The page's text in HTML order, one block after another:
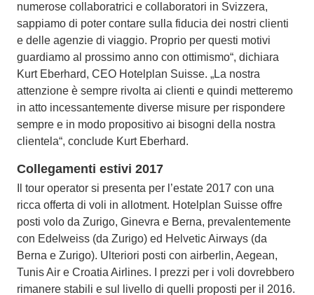
numerose collaboratrici e collaboratori in Svizzera,
sappiamo di poter contare sulla fiducia dei nostri clienti
e delle agenzie di viaggio. Proprio per questi motivi
guardiamo al prossimo anno con ottimismo“, dichiara
Kurt Eberhard, CEO Hotelplan Suisse. „La nostra
attenzione è sempre rivolta ai clienti e quindi metteremo
in atto incessantemente diverse misure per rispondere
sempre e in modo propositivo ai bisogni della nostra
clientela“, conclude Kurt Eberhard.
Collegamenti estivi 2017
Il tour operator si presenta per l’estate 2017 con una
ricca offerta di voli in allotment. Hotelplan Suisse offre
posti volo da Zurigo, Ginevra e Berna, prevalentemente
con Edelweiss (da Zurigo) ed Helvetic Airways (da
Berna e Zurigo). Ulteriori posti con airberlin, Aegean,
Tunis Air e Croatia Airlines. I prezzi per i voli dovrebbero
rimanere stabili e sul livello di quelli proposti per il 2016.